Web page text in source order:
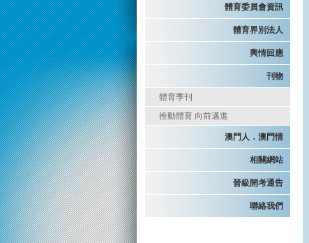
體育委員會資訊
體育界別法人
輿情回應
刊物
體育季刊
推動體育 向前邁進
澳門人．澳門情
相關網站
晉級開考通告
聯絡我們